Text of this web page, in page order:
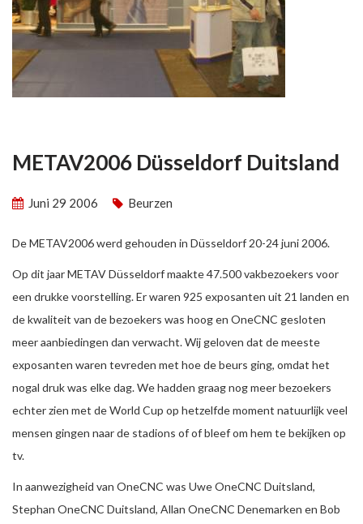
METAV2006 Düsseldorf Duitsland
Juni 29 2006 Beurzen
De METAV2006 werd gehouden in Düsseldorf 20-24 juni 2006.
Op dit jaar METAV Düsseldorf maakte 47.500 vakbezoekers voor
een drukke voorstelling. Er waren 925 exposanten uit 21 landen en
de kwaliteit van de bezoekers was hoog en OneCNC gesloten
meer aanbiedingen dan verwacht. Wij geloven dat de meeste
exposanten waren tevreden met hoe de beurs ging, omdat het
nogal druk was elke dag. We hadden graag nog meer bezoekers
echter zien met de World Cup op hetzelfde moment natuurlijk veel
mensen gingen naar de stadions of of bleef om hem te bekijken op
tv.
In aanwezigheid van OneCNC was Uwe OneCNC Duitsland,
Stephan OneCNC Duitsland, Allan OneCNC Denemarken en Bob